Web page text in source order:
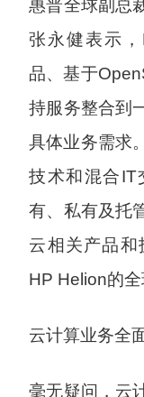
惠普全球副总
张永健表示
品、基于
持服务整合到
具体业务需求
技术和混合IT
有、私有及托
云相关产品和
HP Helion的全
云计算业务全
毫无疑问，云